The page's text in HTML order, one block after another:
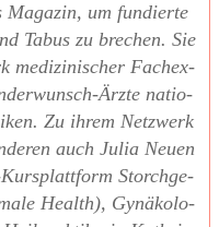
Maga­zin, um fun­dier­te
Tabus zu bre­chen. Sie
medi­zi­ni­scher Fach­ex­
Ärz­te natio­
Zu ihrem Netz­werk
auch Julia Neu­en
Storch­ge­
Health), Gynä­ko­lo­